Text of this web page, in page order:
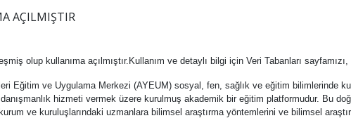
AÇILMIŞTIR
olup kullanıma açılmıştır.Kullanım ve detaylı bilgi için Veri Tabanları sayfamızı,
Eğitim ve Uygulama Merkezi (AYEUM) sosyal, fen, sağlık ve eğitim bilimlerinde
hizmeti vermek üzere kurulmuş akademik bir eğitim platformudur. Bu
ve kuruluşlarındaki uzmanlara bilimsel araştırma yöntemlerini ve bilimsel